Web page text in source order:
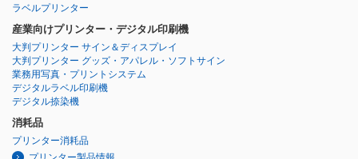
ラベルプリンター
産業向けプリンター・デジタル印刷機
大判プリンター サイン＆ディスプレイ
大判プリンター グッズ・アパレル・ソフトサイン
業務用写真・プリントシステム
デジタルラベル印刷機
デジタル捺染機
消耗品
プリンター消耗品